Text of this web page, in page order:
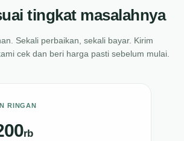
tingkat masalahnya
Sekali perbaikan, sekali bayar. Kirim
cek dan beri harga pasti sebelum mulai.
RINGAN
rb